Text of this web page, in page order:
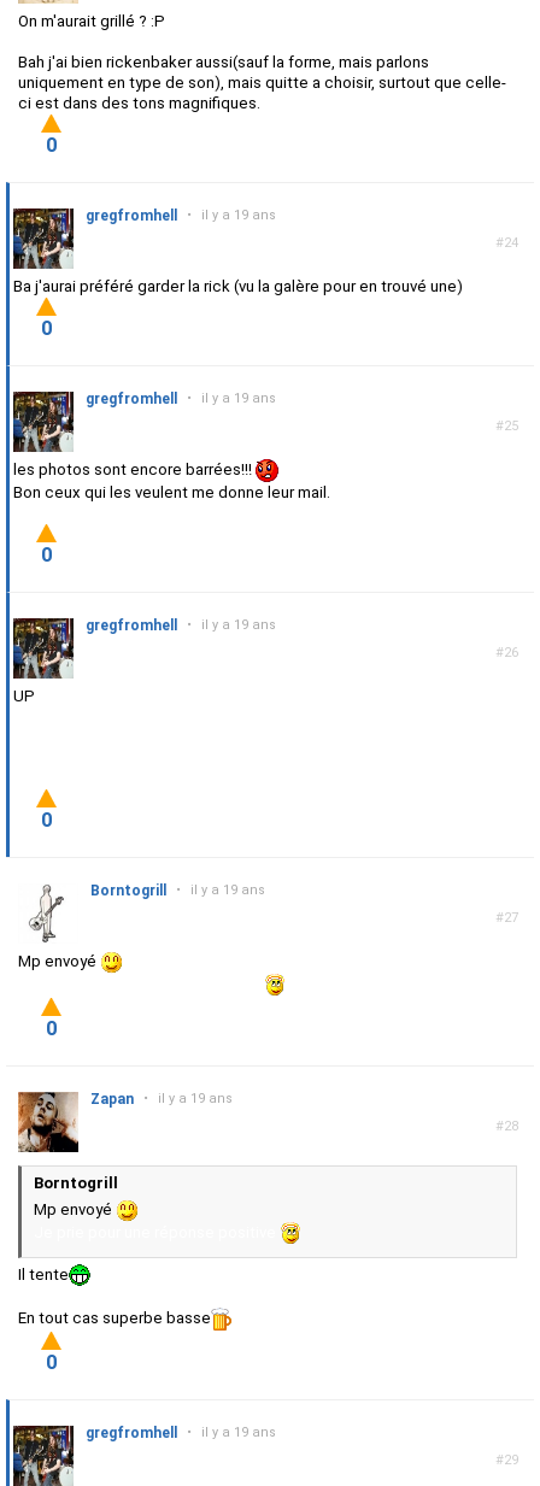
On m'aurait grillé ? :P
Bah j'ai bien rickenbaker aussi(sauf la forme, mais parlons
uniquement en type de son), mais quitte a choisir, surtout que celle-
ci est dans des tons magnifiques.
0
#24
gregfromhell • il y a 19 ans
Ba j'aurai préféré garder la rick (vu la galère pour en trouvé une)
0
#25
gregfromhell • il y a 19 ans
les photos sont encore barrées!!!
Bon ceux qui les veulent me donne leur mail.
0
#26
gregfromhell • il y a 19 ans
UP
0
#27
Borntogrill • il y a 19 ans
Mp envoyé
0
#28
Zapan • il y a 19 ans
Borntogrill
Mp envoyé
Il tente
En tout cas superbe basse
0
#29
gregfromhell • il y a 19 ans